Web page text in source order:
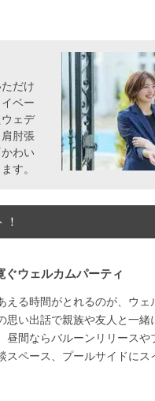
だけ
ベー
ェデ
肘張
わい
す。
ぐウェルカムパーティ
える時間がとれるのが、ウェ
思い出話で親族や友人と一緒
昼間ならバルーンリリースや
スペース、プールサイドにス